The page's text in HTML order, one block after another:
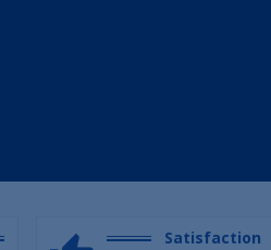
Satisfaction